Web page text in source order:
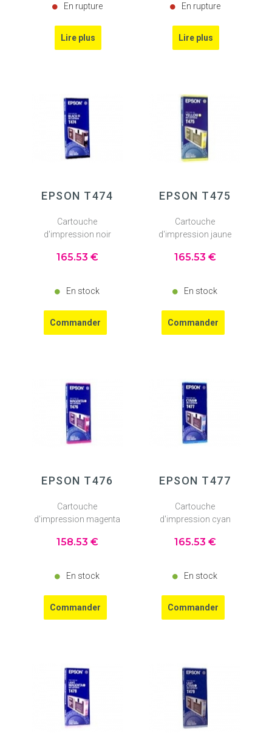
En rupture En rupture
EPSON T474
Cartouche
d'impression noir
165.53 €
En stock
EPSON T475
Cartouche
d'impression jaune
165.53 €
En stock
EPSON T476
Cartouche
d'impression magenta
158.53 €
En stock
EPSON T477
Cartouche
d'impression cyan
165.53 €
En stock